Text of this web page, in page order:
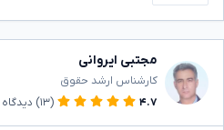
مجتبی ایروانی
کارشناس ارشد حقوق
۴.۷
(۱۳) دیدگاه